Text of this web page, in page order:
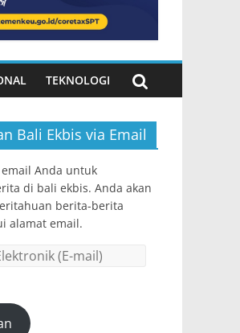
TEKNOLOGI
Bali Ekbis via Email
Anda untuk
di bali ekbis. Anda akan
berita-berita
alamat email.